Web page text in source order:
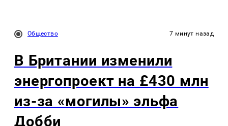
Общество 7 минут назад
В Британии изменили
энергопроект на £430 млн
из-за «могилы» эльфа
Добби